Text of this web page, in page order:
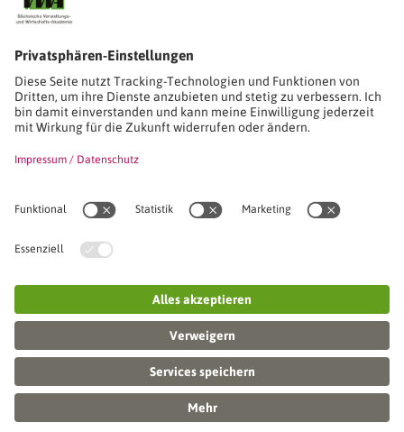
Stimmen unserer Absolventinnen und Absolventen
Seminare
Seminardatenbank
Inhouseanfragen
Seminarreihen
VWA stellt sich vor
Unser SVWA-Team
Veranstaltungsorte und Raumanmietung
Online-Campus
Impressum / AGB / Datenschutz